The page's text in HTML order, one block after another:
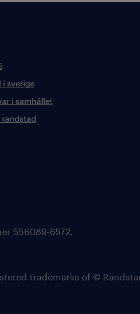
i sverige
i samhället
randstad
556089-6572.
trademarks of ©